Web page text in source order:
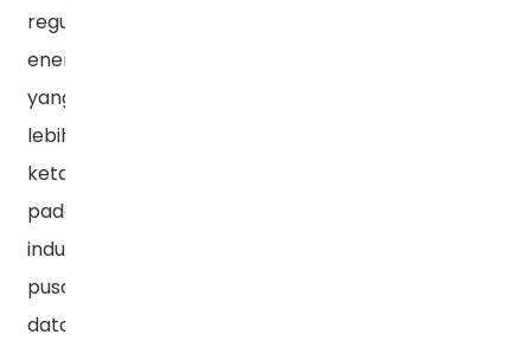
regulasi
energi
yang
lebih
ketat
pada
industri
pusat
data